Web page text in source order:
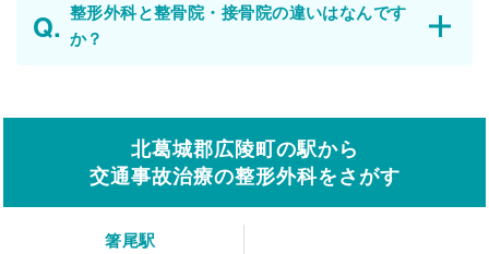
整形外科と整骨院・接骨院の違いはなんです
か？
北葛城郡広陵町の駅から
交通事故治療の整形外科をさがす
箸尾駅